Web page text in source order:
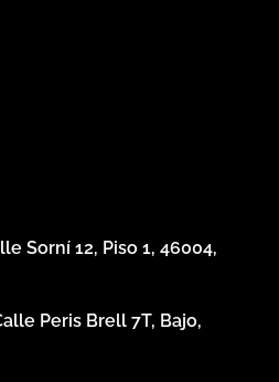
Sorní 12, Piso 1, 46004,
Peris Brell 7T, Bajo,